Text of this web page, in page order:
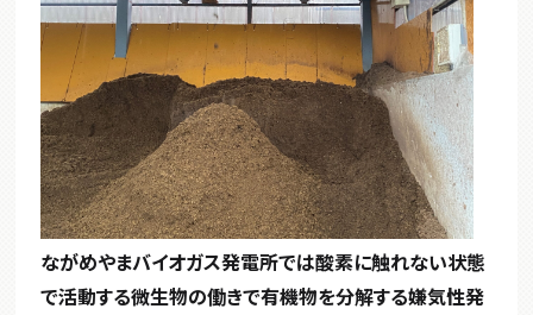
ながめやまバイオガス発電所では酸素に触れない状態
で活動する微生物の働きで有機物を分解する嫌気性発